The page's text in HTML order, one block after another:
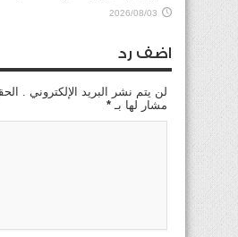
2026/08/03
اضف رد
لن يتم نشر البريد الإلكتروني .
مشار لها بـ *